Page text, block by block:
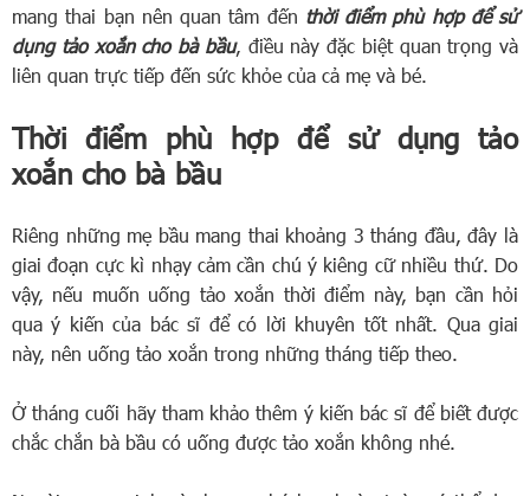
mang thai bạn nên quan tâm đến thời điểm phù hợp để sử
dụng tảo xoắn cho bà bầu, điều này đặc biệt quan trọng và
liên quan trực tiếp đến sức khỏe của cả mẹ và bé.
Thời điểm phù hợp để sử dụng tảo
xoắn cho bà bầu
Riêng những mẹ bầu mang thai khoảng 3 tháng đầu, đây là
giai đoạn cực kì nhạy cảm cần chú ý kiêng cữ nhiều thứ. Do
vậy, nếu muốn uống tảo xoắn thời điểm này, bạn cần hỏi
qua ý kiến của bác sĩ để có lời khuyên tốt nhất. Qua giai
này, nên uống tảo xoắn trong những tháng tiếp theo.
Ở tháng cuối hãy tham khảo thêm ý kiến bác sĩ để biết được
chắc chắn bà bầu có uống được tảo xoắn không nhé.